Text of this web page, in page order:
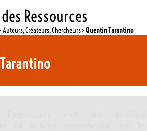
Ressources
Auteurs, Créateurs, Chercheurs >Quentin Tarantino